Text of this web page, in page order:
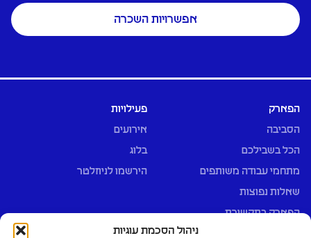
ניהול הסכמת עוגיות
אפשרויות השכרה
הפארק
הסביבה
הכל בשבילכם
מתחמי עבודה משותפים
שאלות נפוצות
הפארק בתקשורת
פעילויות
אירועים
בלוג
הירשמו לניוזלטר